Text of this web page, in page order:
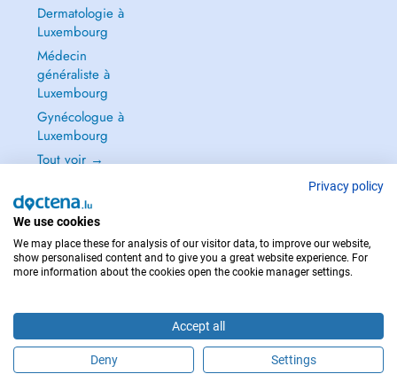
Dermatologie à
Luxembourg
Médecin
généraliste à
Luxembourg
Gynécologue à
Luxembourg
Tout voir →
POUR LES URGENCES, CONSULTEZ : 112
Copyright © 2026 - DOCTENA S.A. 42, Rue de la Vallée, L-2661 Luxembourg
Privacy policy
We use cookies
We may place these for analysis of our visitor data, to improve our website,
show personalised content and to give you a great website experience. For
more information about the cookies open the cookie manager settings.
Accept all
Deny Settings